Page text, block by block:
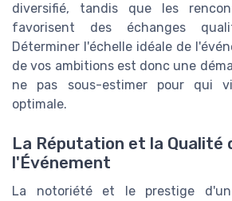
diversifié, tandis que les
favorisent des échanges
Déterminer l'échelle idéale de
de vos ambitions est donc une
ne pas sous-estimer pour qui
optimale.
La Réputation et la Qualité
l'Événement
La notoriété et le prestige d'un